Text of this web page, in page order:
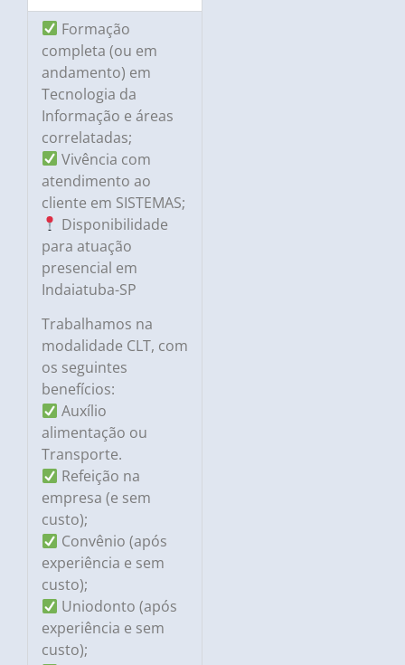
Formação
completa (ou em
andamento) em
Tecnologia da
Informação e áreas
correlatadas;
Vivência com
atendimento ao
cliente em SISTEMAS;
Disponibilidade
para atuação
presencial em
Indaiatuba-SP
Trabalhamos na
modalidade CLT, com
os seguintes
benefícios:
Auxílio
alimentação ou
Transporte.
Refeição na
empresa (e sem
custo);
Convênio (após
experiência e sem
custo);
Uniodonto (após
experiência e sem
custo);